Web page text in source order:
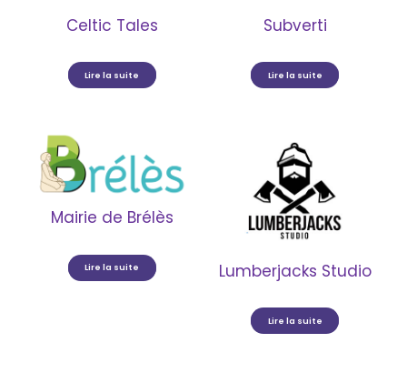
Celtic Tales
Lire la suite
Subverti
Lire la suite
Mairie de Brélès
Lire la suite Lumberjacks Studio
Lire la suite